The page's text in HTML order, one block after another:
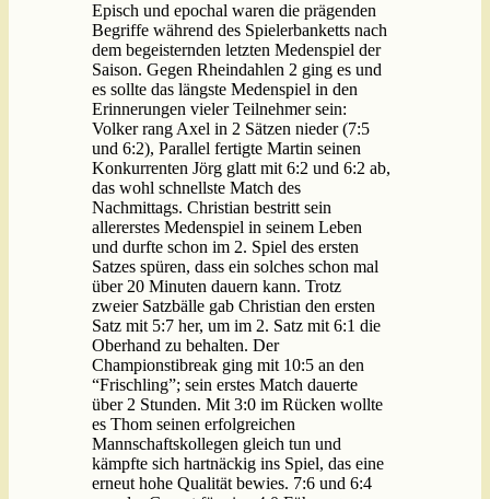
Episch und epochal waren die prägenden
Begriffe während des Spielerbanketts nach
dem begeisternden letzten Medenspiel der
Saison. Gegen Rheindahlen 2 ging es und
es sollte das längste Medenspiel in den
Erinnerungen vieler Teilnehmer sein:
Volker rang Axel in 2 Sätzen nieder (7:5
und 6:2), Parallel fertigte Martin seinen
Konkurrenten Jörg glatt mit 6:2 und 6:2 ab,
das wohl schnellste Match des
Nachmittags. Christian bestritt sein
allererstes Medenspiel in seinem Leben
und durfte schon im 2. Spiel des ersten
Satzes spüren, dass ein solches schon mal
über 20 Minuten dauern kann. Trotz
zweier Satzbälle gab Christian den ersten
Satz mit 5:7 her, um im 2. Satz mit 6:1 die
Oberhand zu behalten. Der
Championstibreak ging mit 10:5 an den
“Frischling”; sein erstes Match dauerte
über 2 Stunden. Mit 3:0 im Rücken wollte
es Thom seinen erfolgreichen
Mannschaftskollegen gleich tun und
kämpfte sich hartnäckig ins Spiel, das eine
erneut hohe Qualität bewies. 7:6 und 6:4